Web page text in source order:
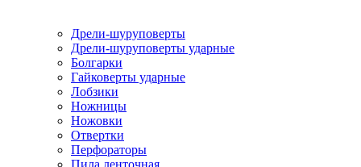
Дрели-шуруповерты
Дрели-шуруповерты ударные
Болгарки
Гайковерты ударные
Лобзики
Ножницы
Ножовки
Отвертки
Перфораторы
Пила ленточная